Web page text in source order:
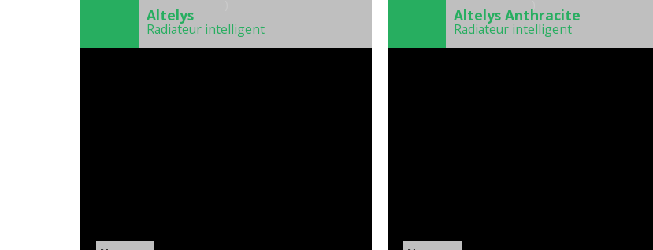
Altelys
Radiateur intelligent
Altelys Anthracite
Radiateur intelligent